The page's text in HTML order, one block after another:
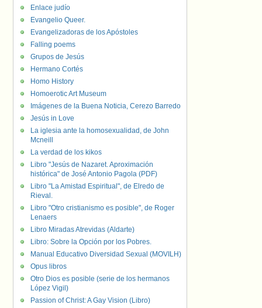
Enlace judío
Evangelio Queer.
Evangelizadoras de los Apóstoles
Falling poems
Grupos de Jesús
Hermano Cortés
Homo History
Homoerotic Art Museum
Imágenes de la Buena Noticia, Cerezo Barredo
Jesús in Love
La iglesia ante la homosexualidad, de John
Mcneill
La verdad de los kikos
Libro "Jesús de Nazaret. Aproximación
histórica" de José Antonio Pagola (PDF)
Libro "La Amistad Espiritual", de Elredo de
Rieval.
Libro "Otro cristianismo es posible", de Roger
Lenaers
Libro Miradas Atrevidas (Aldarte)
Libro: Sobre la Opción por los Pobres.
Manual Educativo Diversidad Sexual (MOVILH)
Opus libros
Otro Dios es posible (serie de los hermanos
López Vigil)
Passion of Christ: A Gay Vision (Libro)